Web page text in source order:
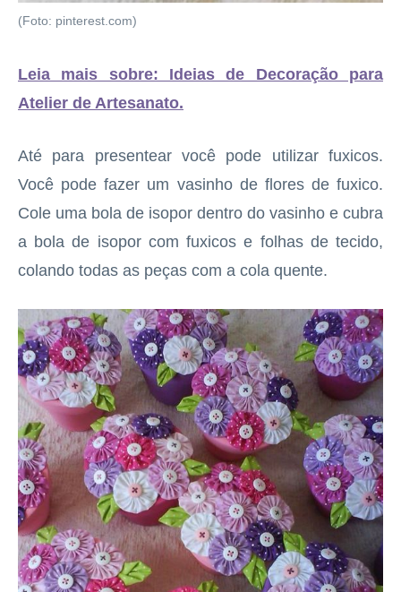
(Foto: pinterest.com)
Leia mais sobre: Ideias de Decoração para
Atelier de Artesanato.
Até para presentear você pode utilizar fuxicos.
Você pode fazer um vasinho de flores de fuxico.
Cole uma bola de isopor dentro do vasinho e cubra
a bola de isopor com fuxicos e folhas de tecido,
colando todas as peças com a cola quente.